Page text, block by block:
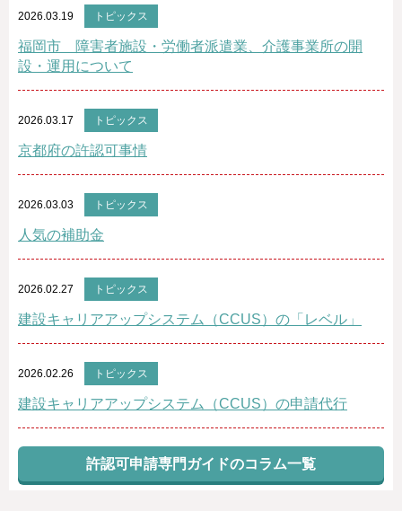
2026.03.19 トピックス
福岡市 障害者施設・労働者派遣業、介護事業所の開
設・運用について
2026.03.17 トピックス
京都府の許認可事情
2026.03.03 トピックス
人気の補助金
2026.02.27 トピックス
建設キャリアアップシステム（CCUS）の「レベル」
2026.02.26 トピックス
建設キャリアアップシステム（CCUS）の申請代行
許認可申請専門ガイドのコラム一覧